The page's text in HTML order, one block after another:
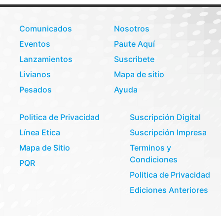
Comunicados
Eventos
Lanzamientos
Livianos
Pesados
Nosotros
Paute Aquí
Suscribete
Mapa de sitio
Ayuda
Politica de Privacidad
Línea Etica
Mapa de Sitio
PQR
Suscripción Digital
Suscripción Impresa
Terminos y
Condiciones
Politica de Privacidad
Ediciones Anteriores